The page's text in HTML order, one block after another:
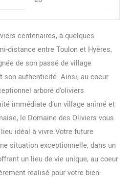
centenaires, à quelques
distance entre Toulon et Hyères,
de son passé de village
son authenticité. Ainsi, au coeur
arboré d’oliviers
immédiate d’un village animé et
le Domaine des Oliviers vous
idéal à vivre.Votre future
situation exceptionnelle, dans un
un lieu de vie unique, au coeur
réalisé pour votre bien-